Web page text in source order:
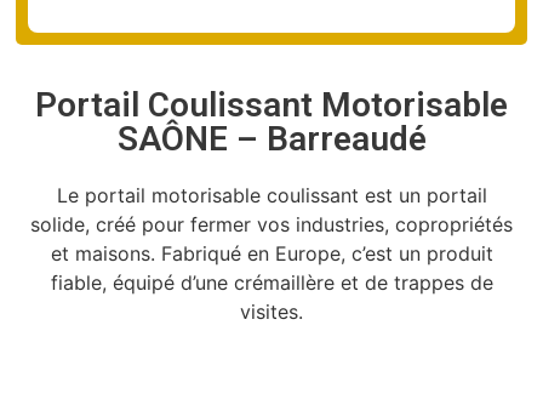
Portail Coulissant Motorisable
SAÔNE – Barreaudé
Le portail motorisable coulissant est un portail
solide, créé pour fermer vos industries, copropriétés
et maisons. Fabriqué en Europe, c’est un produit
fiable, équipé d’une crémaillère et de trappes de
visites.